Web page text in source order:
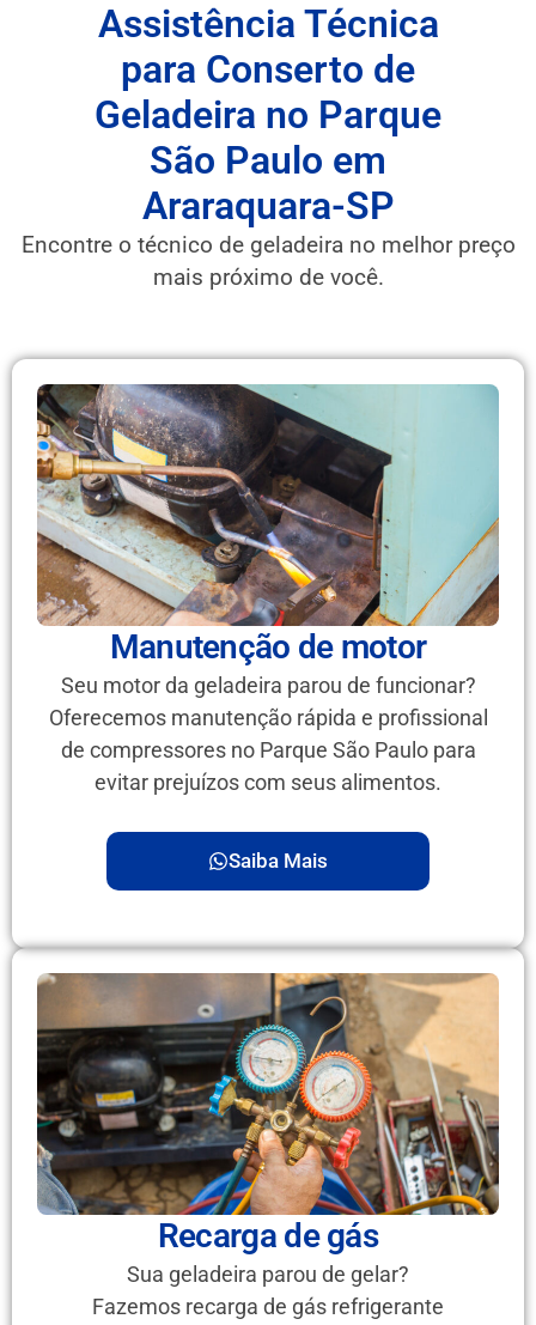
Assistência Técnica
para Conserto de
Geladeira no Parque
São Paulo em
Araraquara-SP
Encontre o técnico de geladeira no melhor preço
mais próximo de você.
Manutenção de motor
Seu motor da geladeira parou de funcionar?
Oferecemos manutenção rápida e profissional
de compressores no Parque São Paulo para
evitar prejuízos com seus alimentos.
Saiba Mais
Recarga de gás
Sua geladeira parou de gelar?
Fazemos recarga de gás refrigerante